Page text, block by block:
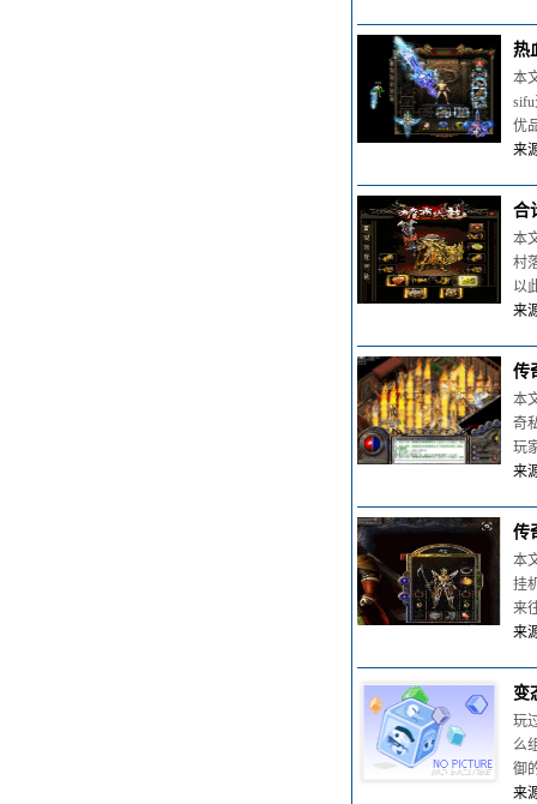
热
本
优
来
合
本
村
以
来
传
本
奇
玩
来
传
本
挂
来
来
变
玩
么
御
来